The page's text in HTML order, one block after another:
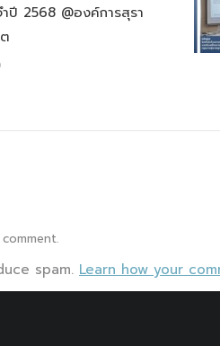
ปี 2568 @องค์การสุรา
spam. Learn how your